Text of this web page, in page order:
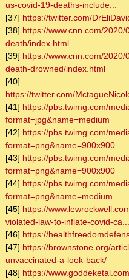
us-covid-19-deaths-include...
[37] https://twitter.com/
[38] https://www.cnn.com/
death/index.html
[39] https://www.cnn.com/
death-drowned/index.html
[40]
https://twitter.com/
[41] https://pbs.twimg.com/
format=jpg&name=medium
[42] https://pbs.twimg.com/
format=png&name=900x900
[43] https://pbs.twimg.com/
format=png&name=900x900
[44] https://pbs.twimg.com/
format=png&name=medium
[45] https://
violated-law-to-inflate-covid-ca...
[46] https://
[47] https://brownstone.org/
unvaccinated-a-look-back/
[48] https://